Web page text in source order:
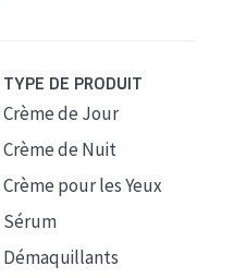
TYPE DE PRODUIT
Crème de Jour
Crème de Nuit
Crème pour les Yeux
Sérum
Démaquillants